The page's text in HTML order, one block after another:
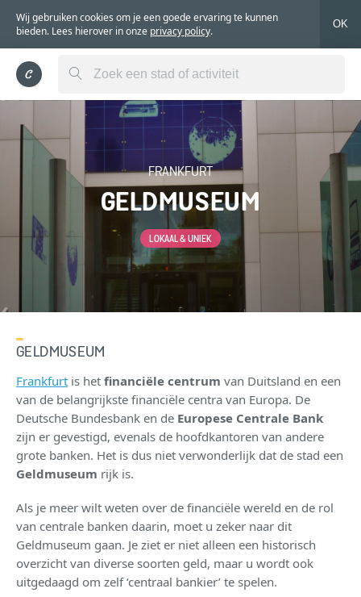
Wij gebruiken cookies om je een goede ervaring te kunnen
bieden. Lees hierover in onze privacy policy.
OK
FRANKFURT
GELDMUSEUM
LOKAAL & UNIEK
GELDMUSEUM
Frankfurt is het financiële centrum van Duitsland en een
van de belangrijkste financiële centra van Europa. De
Deutsche Bundesbank en de Europese Centrale Bank
zijn er gevestigd, evenals de hoofdkantoren van andere
grote banken. Het is dus niet verwonderlijk dat de stad een
Geldmuseum rijk is.
Als je meer wilt weten over de financiële wereld en de rol
van centrale banken daarin, moet u zeker naar dit
Geldmuseum gaan. Je ziet er niet alleen een historisch
overzicht van diverse soorten geld, maar u wordt ook
uitgedaagd om zelf ‘centraal bankier’ te spelen.